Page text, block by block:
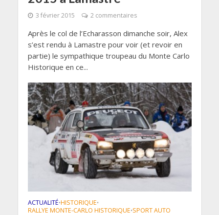
3 février 2015 2 commentaires
Après le col de l’Echarasson dimanche soir, Alex
s’est rendu à Lamastre pour voir (et revoir en
partie) le sympathique troupeau du Monte Carlo
Historique en ce...
ACTUALITÉ•HISTORIQUE•
RALLYE MONTE-CARLO HISTORIQUE•SPORT AUTO